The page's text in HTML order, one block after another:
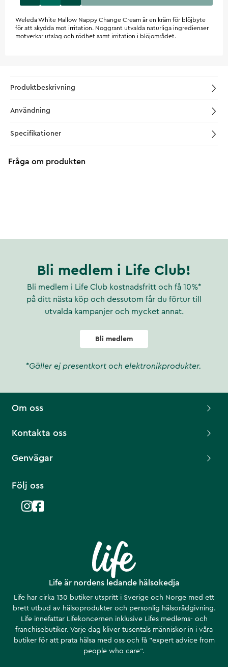
Weleda White Mallow Nappy Change Cream är en kräm för blöjbyte
för att skydda mot irritation. Noggrant utvalda naturliga ingredienser
motverkar utslag och rödhet samt irritation i blöjområdet.
Produktbeskrivning
Användning
Specifikationer
Fråga om produkten
Bli medlem i Life Club!
Bli medlem i Life Club kostnadsfritt och få 10%*
på ditt nästa köp och dessutom får du förtur till
utvalda kampanjer och mycket annat.
Bli medlem
*Gäller ej presentkort och elektronikprodukter.
Life är nordens ledande hälsokedja
Life har cirka 130 butiker utspritt i Sverige och Norge med ett
brett utbud av hälsoprodukter och personlig hälsorådgivning.
Life innefattar Lifekoncernen inklusive Lifes medlems- och
franchisebutiker. Varje dag kliver tusentals människor in i våra
butiker för att prata hälsa med oss och få ”expert advice from
people who care”.
Om oss
Kontakta oss
Genvägar
Följ oss